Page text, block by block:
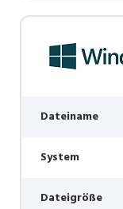
Dateiname
System
Dateigröße